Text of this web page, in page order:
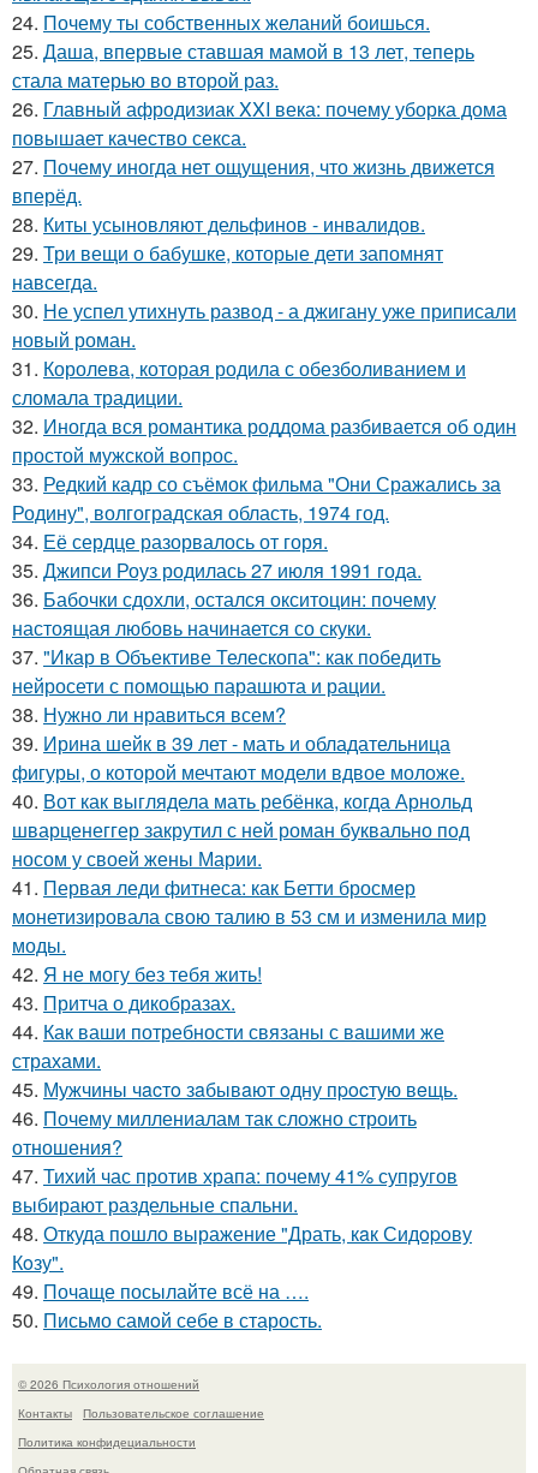
24. Почему ты собственных желаний боишься.
25. Даша, впервые ставшая мамой в 13 лет, теперь
стала матерью во второй раз.
26. Главный афродизиак XXI века: почему уборка дома
повышает качество секса.
27. Почему иногда нет ощущения, что жизнь движется
вперёд.
28. Киты усыновляют дельфинов - инвалидов.
29. Три вещи о бабушке, которые дети запомнят
навсегда.
30. Не успел утихнуть развод - а джигану уже приписали
новый роман.
31. Королева, которая родила с обезболиванием и
сломала традиции.
32. Иногда вся романтика роддома разбивается об один
простой мужской вопрос.
33. Редкий кадр со съёмок фильма "Они Сражались за
Родину", волгоградская область, 1974 год.
34. Её сердце разорвалось от горя.
35. Джипси Роуз родилась 27 июля 1991 года.
36. Бабочки сдохли, остался окситоцин: почему
настоящая любовь начинается со скуки.
37. "Икар в Объективе Телескопа": как победить
нейросети с помощью парашюта и рации.
38. Нужно ли нравиться всем?
39. Ирина шейк в 39 лет - мать и обладательница
фигуры, о которой мечтают модели вдвое моложе.
40. Вот как выглядела мать ребёнка, когда Арнольд
шварценеггер закрутил с ней роман буквально под
носом у своей жены Марии.
41. Первая леди фитнеса: как Бетти бросмер
монетизировала свою талию в 53 см и изменила мир
моды.
42. Я не могу без тебя жить!
43. Притча о дикобразах.
44. Как ваши потребности связаны с вашими же
страхами.
45. Мужчины чacтo зaбывaют oдну пpocтую вeщь.
46. Почему миллениалам так сложно строить
отношения?
47. Тихий час против храпа: почему 41% супругов
выбирают раздельные спальни.
48. Откуда пошло выражение "Драть, кaк Сидopoву
Кoзу".
49. Почаще посылайте всё на ….
50. Письмо самoй себе в старость.
© 2026 Психология отношений
Контакты
Пользовательское соглашение
Политика конфидециальности